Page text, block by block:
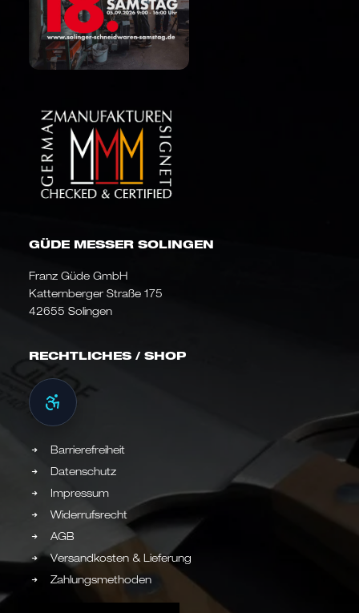
GÜDE MESSER SOLINGEN
Franz Güde GmbH
Katternberger Straße 175
42655 Solingen
RECHTLICHES / SHOP
Barrierefreiheit
Datenschutz
Impressum
Widerrufsrecht
AGB
Versandkosten & Lieferung
Zahlungsmethoden